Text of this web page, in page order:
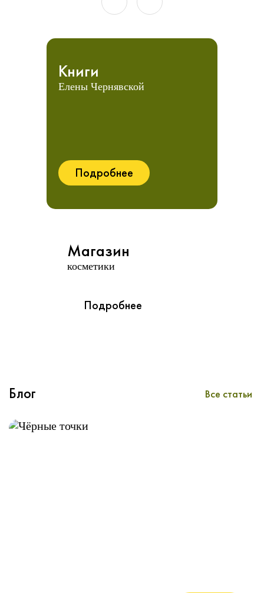
Книги
Елены Чернявской
Подробнее
Магазин
косметики
Подробнее
Блог Все статьи